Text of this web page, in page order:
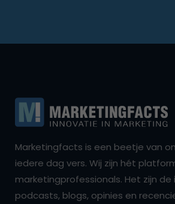
Marketingfacts is een beetje van
iedere dag vers. Wij zijn hét
marketingprofessionals. Het zijn de
podcasts, blogs, opinies en